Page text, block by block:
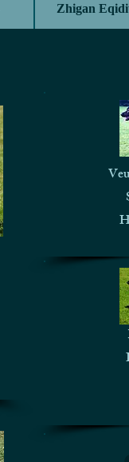
Zhigan